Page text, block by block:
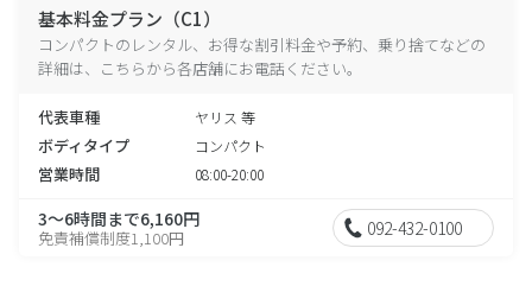
基本料金プラン（C1）
コンパクトのレンタル、お得な割引料金や予約、乗り捨てなどの
詳細は、こちらから各店舗にお電話ください。
代表車種 ヤリス 等
ボディタイプ コンパクト
営業時間 08:00-20:00
3～6時間まで6,160円
免責補償制度1,100円 092-432-0100